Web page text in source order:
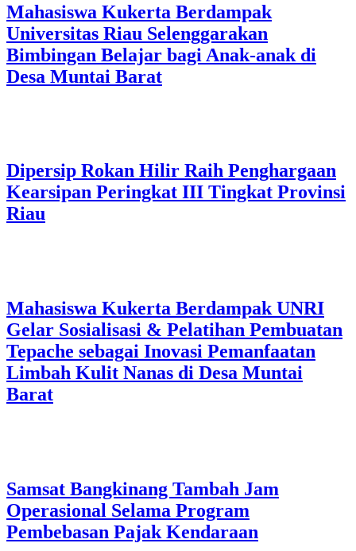
Mahasiswa Kukerta Berdampak
Universitas Riau Selenggarakan
Bimbingan Belajar bagi Anak-anak di
Desa Muntai Barat
Dipersip Rokan Hilir Raih Penghargaan
Kearsipan Peringkat III Tingkat Provinsi
Riau
Mahasiswa Kukerta Berdampak UNRI
Gelar Sosialisasi & Pelatihan Pembuatan
Tepache sebagai Inovasi Pemanfaatan
Limbah Kulit Nanas di Desa Muntai
Barat
Samsat Bangkinang Tambah Jam
Operasional Selama Program
Pembebasan Pajak Kendaraan